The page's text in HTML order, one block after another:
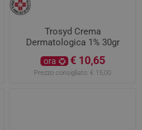
Trosyd Crema
Dermatologica 1% 30gr
ora € 10,65
Prezzo consigliato: € 15,00